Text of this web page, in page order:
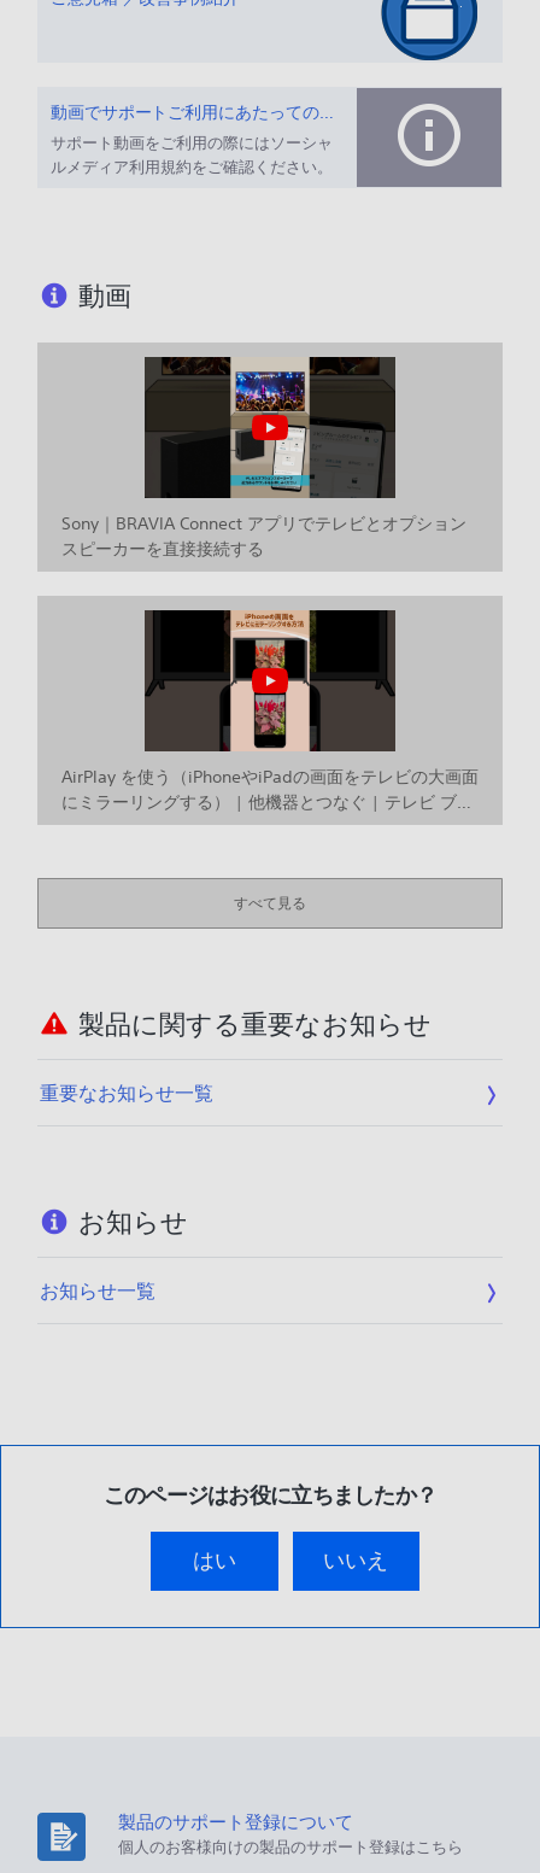
動画でサポートご利用にあたってのお願い
サポート動画をご利用の際にはソーシャ
ルメディア利用規約をご確認ください。
動画
Sony｜BRAVIA Connect アプリでテレビとオプション
スピーカーを直接接続する
AirPlay を使う（iPhoneやiPadの画面をテレビの大画面
にミラーリングする） | 他機器とつなぐ | テレビ ブラ
ビアなど
すべて見る
製品に関する重要なお知らせ
重要なお知らせ一覧
お知らせ
お知らせ一覧
このページはお役に立ちましたか？
はい いいえ
製品のサポート登録について
個人のお客様向けの製品のサポート登録はこちら